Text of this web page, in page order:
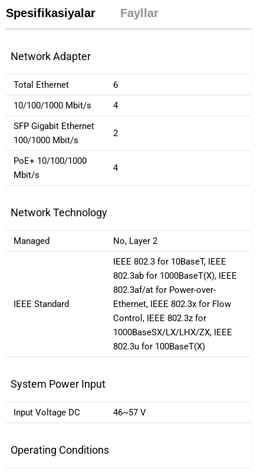
Spesifikasiyalar Fayllar
Network Adapter
Total Ethernet
6
10/100/1000 Mbit/s
4
SFP Gigabit Ethernet
100/1000 Mbit/s
2
PoE+ 10/100/1000
Mbit/s
4
Network Technology
Managed No, Layer 2
IEEE Standard
IEEE 802.3 for 10BaseT, IEEE
802.3ab for 1000BaseT(X), IEEE
802.3af/at for Power-over-
Ethernet, IEEE 802.3x for Flow
Control, IEEE 802.3z for
1000BaseSX/LX/LHX/ZX, IEEE
802.3u for 100BaseT(X)
System Power Input
Input Voltage DC 46~57 V
Operating Conditions